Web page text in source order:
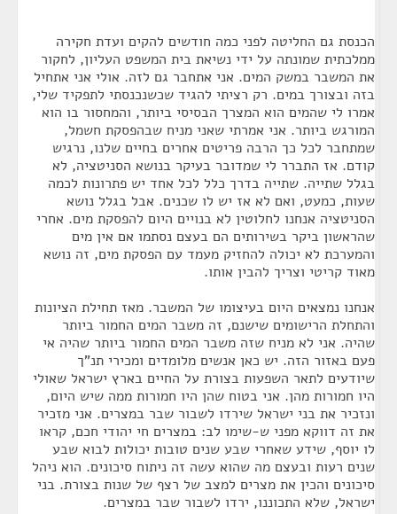
הכנסת גם החליטה לפני כמה חודשים להקים ועדת חקירה
ממלכתית שמונתה על ידי נשיאת בית המשפט העליון, לחקור
את המשבר במשק המים. אני אתחבר גם לזה. אולי אני אתחיל
בזה ובצורך במים. רק רציתי להגיד שכשנכנסתי לתפקיד שלי,
אמרו לי שהמים הוא המצרך הבסיסי ביותר, והמחסור בו הוא
המורגש ביותר. אני אמרתי שאני מניח שבהפסקת חשמל,
שמתחבר לכל כך הרבה פריטים אחרים בחיים שלנו, נרגיש
קודם. אז התברר לי שמדובר בעיקר בנושא הסניטציה, לא
בגלל שתייה. שתייה בדרך כלל לכל אחד יש פתרונות לכמה
שעות, כמעט, ואם לא אז יש לו שכנים. אבל בגלל נושא
הסניטציה אנחנו לחלוטין לא בנויים היום להפסקת מים. אחרי
שהראשון ביקר בשירותים הם בעצם נסתמו אם אין מים
והמערכת לא יכולה להחזיק מעמד עם הפסקת מים, זה נושא
מאוד קריטי וצריך להבין אותו.
אנחנו נמצאים היום בעיצומו של המשבר. מאז תחילת הציונות
והתחלת הרישומים שישנם, זה משבר המים החמור ביותר
שהיה. אני לא מניח שזה משבר המים החמור ביותר שהיה אי
פעם באזור הזה. יש כאן אנשים מלומדים ומכירי תנ"ך
שיודעים לתאר השפעות בצורת על החיים בארץ ישראל שאולי
היו חמורות מהן. אני בטוח שהן היו חמורות ממה שיש היום,
ונזכיר את בני ישראל שירדו לשבור שבר במצרים. אני מזכיר
את זה דווקא מפני ש-שימו לב: במצרים חי יהודי חכם, קראו
לו יוסף, שידע שאחרי שבע שנים טובות יכולות לבוא שבע
שנים רעות ובעצם מה שהוא עשה זה ניתוח סיכונים. הוא ניהל
סיכונים והכין את מצרים למצב של רצף של שנות בצורת. בני
ישראל, שלא התכוננו, ירדו לשבור שבר במצרים.